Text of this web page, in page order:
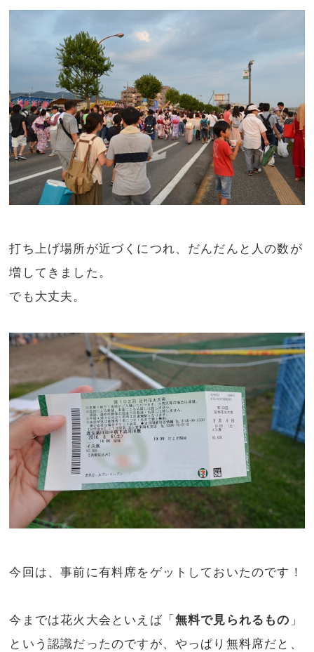
打ち上げ場所が近づくにつれ、だんだんと人の数が
増してきました。
でも大丈夫。
今回は、事前に有料席をゲットしておいたのです！
今までは花火大会といえば「 無料で見られるもの 」
という認識だったのですが、やっぱり無料席だと、